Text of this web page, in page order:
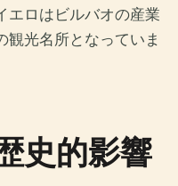
エロはビルバオの産業
観光名所となっていま
史的影響